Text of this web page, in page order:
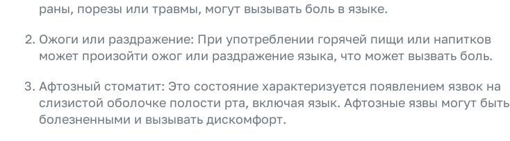
раны, порезы или травмы, могут вызывать боль в языке.
Ожоги или раздражение: При употреблении горячей пищи или напитков
может произойти ожог или раздражение языка, что может вызвать боль.
Афтозный стоматит: Это состояние характеризуется появлением язвок на
слизистой оболочке полости рта, включая язык. Афтозные язвы могут быть
болезненными и вызывать дискомфорт.